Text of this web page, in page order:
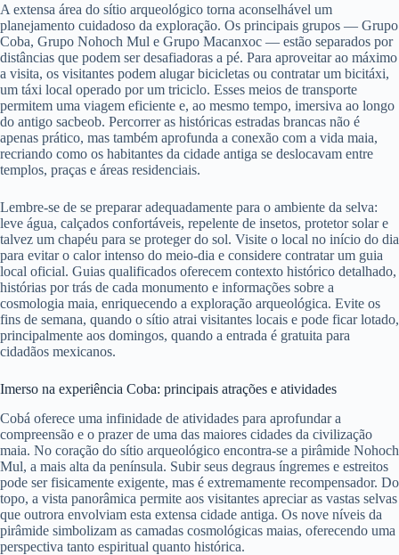
A extensa área do sítio arqueológico torna aconselhável um
planejamento cuidadoso da exploração. Os principais grupos — Grupo
Coba, Grupo Nohoch Mul e Grupo Macanxoc — estão separados por
distâncias que podem ser desafiadoras a pé. Para aproveitar ao máximo
a visita, os visitantes podem alugar bicicletas ou contratar um bicitáxi,
um táxi local operado por um triciclo. Esses meios de transporte
permitem uma viagem eficiente e, ao mesmo tempo, imersiva ao longo
do antigo sacbeob. Percorrer as históricas estradas brancas não é
apenas prático, mas também aprofunda a conexão com a vida maia,
recriando como os habitantes da cidade antiga se deslocavam entre
templos, praças e áreas residenciais.
Lembre-se de se preparar adequadamente para o ambiente da selva:
leve água, calçados confortáveis, repelente de insetos, protetor solar e
talvez um chapéu para se proteger do sol. Visite o local no início do dia
para evitar o calor intenso do meio-dia e considere contratar um guia
local oficial. Guias qualificados oferecem contexto histórico detalhado,
histórias por trás de cada monumento e informações sobre a
cosmologia maia, enriquecendo a exploração arqueológica. Evite os
fins de semana, quando o sítio atrai visitantes locais e pode ficar lotado,
principalmente aos domingos, quando a entrada é gratuita para
cidadãos mexicanos.
Imerso na experiência Coba: principais atrações e atividades
Cobá oferece uma infinidade de atividades para aprofundar a
compreensão e o prazer de uma das maiores cidades da civilização
maia. No coração do sítio arqueológico encontra-se a pirâmide Nohoch
Mul, a mais alta da península. Subir seus degraus íngremes e estreitos
pode ser fisicamente exigente, mas é extremamente recompensador. Do
topo, a vista panorâmica permite aos visitantes apreciar as vastas selvas
que outrora envolviam esta extensa cidade antiga. Os nove níveis da
pirâmide simbolizam as camadas cosmológicas maias, oferecendo uma
perspectiva tanto espiritual quanto histórica.